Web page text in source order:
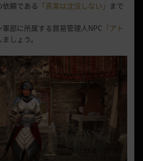
頼である 「真実は沈没しない」 まで
部に所属する貿易管理人NPC 「アト
しょう。